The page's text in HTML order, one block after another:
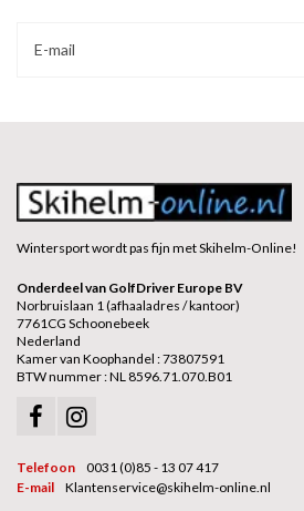
Wintersport wordt pas fijn met Skihelm-Online!
Onderdeel van GolfDriver Europe BV
Norbruislaan 1 (afhaaladres / kantoor)
7761CG Schoonebeek
Nederland
Kamer van Koophandel : 73807591
BTW nummer : NL 8596.71.070.B01
Telefoon
0031 (0)85 - 13 07 417
E-mail
Klantenservice@skihelm-online.nl